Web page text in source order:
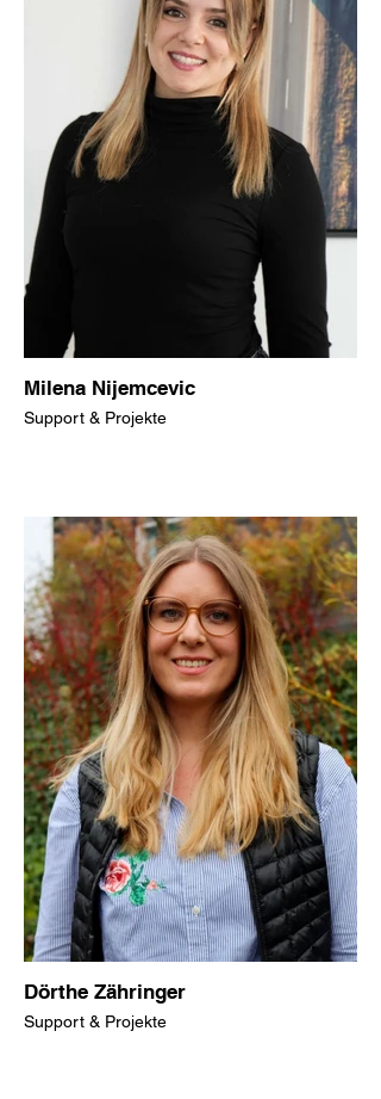
Milena Nijemcevic
Support & Projekte
Dörthe Zähringer
Support & Projekte